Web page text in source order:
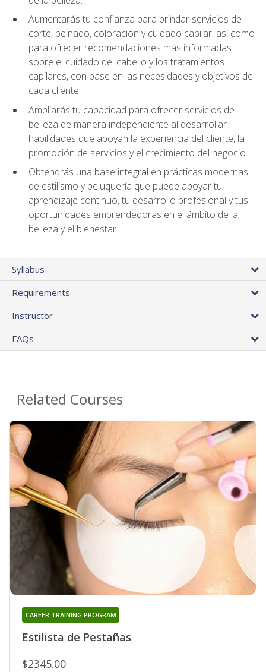
Aumentarás tu confianza para brindar servicios de
corte, peinado, coloración y cuidado capilar, así como
para ofrecer recomendaciones más informadas
sobre el cuidado del cabello y los tratamientos
capilares, con base en las necesidades y objetivos de
cada cliente.
Ampliarás tu capacidad para ofrecer servicios de
belleza de manera independiente al desarrollar
habilidades que apoyan la experiencia del cliente, la
promoción de servicios y el crecimiento del negocio.
Obtendrás una base integral en prácticas modernas
de estilismo y peluquería que puede apoyar tu
aprendizaje continuo, tu desarrollo profesional y tus
oportunidades emprendedoras en el ámbito de la
belleza y el bienestar.
Syllabus
Requirements
Instructor
FAQs
Related Courses
Estilista de Pestañas
CAREER TRAINING PROGRAM
$2345.00